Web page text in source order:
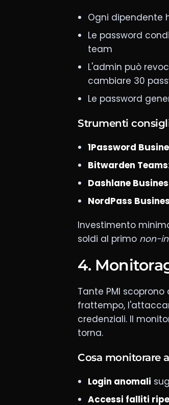
Ogni dipendente
Le password
team
L'admin può
cambiare 30
Le password
Strumenti
1Password
Bitwarden Teams
Dashlane
NordPass
Investimento
soldi al primo non-
4.
Tante PMI
frattempo,
credenziali. Il
torna.
Cosa monitorare
Login anomali
Accessi falliti